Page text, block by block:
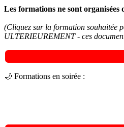
Les formations ne sont
(Cliquez sur la formation
ULTERIEUREMENT - ces
🌙 Formations en soirée :